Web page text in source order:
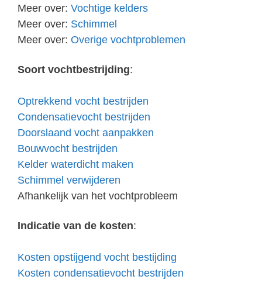
Meer over: Vochtige kelders
Meer over: Schimmel
Meer over: Overige vochtproblemen
Soort vochtbestrijding:
Optrekkend vocht bestrijden
Condensatievocht bestrijden
Doorslaand vocht aanpakken
Bouwvocht bestrijden
Kelder waterdicht maken
Schimmel verwijderen
Afhankelijk van het vochtprobleem
Indicatie van de kosten:
Kosten opstijgend vocht bestijding
Kosten condensatievocht bestrijden